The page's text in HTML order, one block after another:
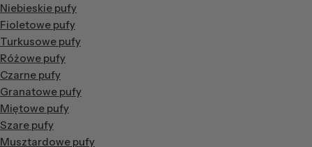
Niebieskie pufy
Fioletowe pufy
Turkusowe pufy
Różowe pufy
Czarne pufy
Granatowe pufy
Miętowe pufy
Szare pufy
Musztardowe pufy